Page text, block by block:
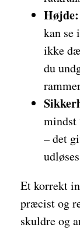
Højde:
kan se
ikke
du
mindst
– det
Et korrekt
præcist og
skuldre og